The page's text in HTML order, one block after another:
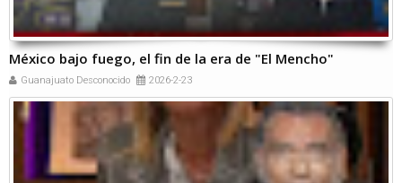
México bajo fuego, el fin de la era de "El Mencho"
Guanajuato Desconocido 2026-2-23